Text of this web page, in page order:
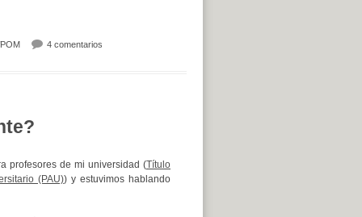
4 comentariosen Call for Questions. ELAVIO 2013.Scientific publication for
profesores de mi universidad (Título
(PAU)) y estuvimos hablando